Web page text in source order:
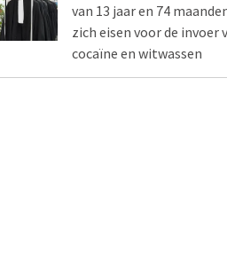
van 13 jaar en 74
zich eisen voor de invoer
cocaïne en witwassen